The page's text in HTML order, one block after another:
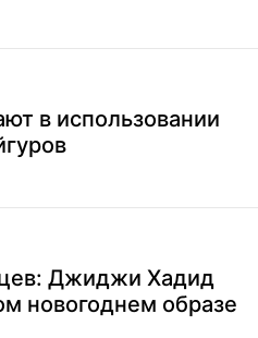
в использовании
Джиджи Хадид
новогоднем образе